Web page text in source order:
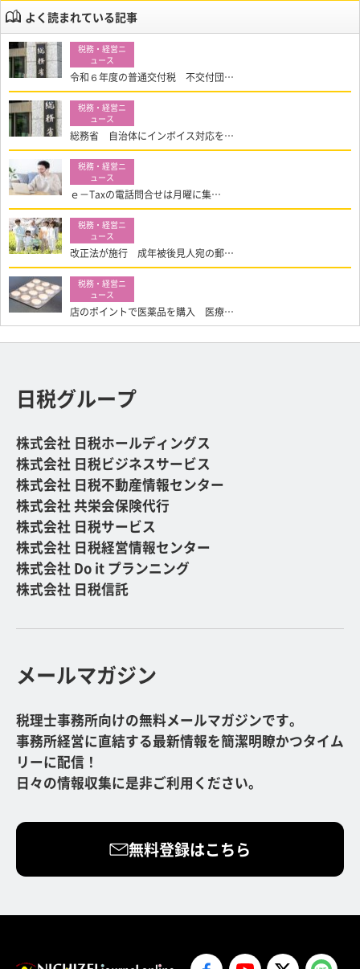
よく読まれている記事
令和６年度の普通交付税 不交付団…
総務省 自治体にインボイス対応を…
ｅ－Taxの電話問合せは月曜に集…
改正法が施行 成年被後見人宛の郵…
店のポイントで医薬品を購入 医療…
日税グループ
株式会社 日税ホールディングス
株式会社 日税ビジネスサービス
株式会社 日税不動産情報センター
株式会社 共栄会保険代行
株式会社 日税サービス
株式会社 日税経営情報センター
株式会社 Do it プランニング
株式会社 日税信託
メールマガジン
税理士事務所向けの無料メールマガジンです。
事務所経営に直結する最新情報を簡潔明瞭かつタイム
リーに配信！
日々の情報収集に是非ご利用ください。
無料登録はこちら